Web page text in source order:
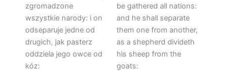
zgromadzone
wszystkie narody: i on
odseparuje jedne od
drugich, jak pasterz
oddziela jego owce od
kóz:
be gathered all nations:
and he shall separate
them one from another,
as a shepherd divideth
his sheep from the
goats: